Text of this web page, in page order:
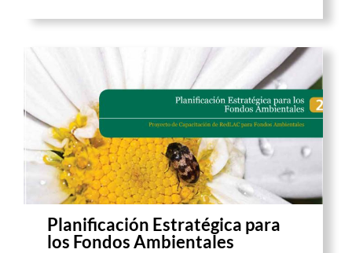
Planificación Estratégica para
los Fondos Ambientales